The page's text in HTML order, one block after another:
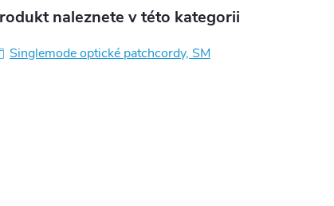
naleznete v této kategorii
Singlemode optické patchcordy, SM